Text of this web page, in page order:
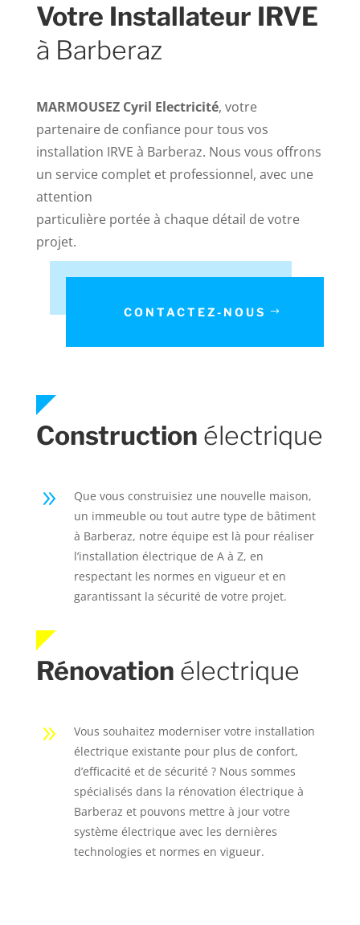
Votre Installateur IRVE
à Barberaz
MARMOUSEZ Cyril Electricité, votre
partenaire de confiance pour tous vos
installation IRVE à Barberaz. Nous vous offrons
un service complet et professionnel, avec une
attention
particulière portée à chaque détail de votre
projet.
CONTACTEZ-NOUS
Construction électrique
9
Que vous construisiez une nouvelle maison,
un immeuble ou tout autre type de bâtiment
à Barberaz, notre équipe est là pour réaliser
l’installation électrique de A à Z, en
respectant les normes en vigueur et en
garantissant la sécurité de votre projet.
Rénovation électrique
9
Vous souhaitez moderniser votre installation
électrique existante pour plus de confort,
d’efficacité et de sécurité ? Nous sommes
spécialisés dans la rénovation électrique à
Barberaz et pouvons mettre à jour votre
système électrique avec les dernières
technologies et normes en vigueur.